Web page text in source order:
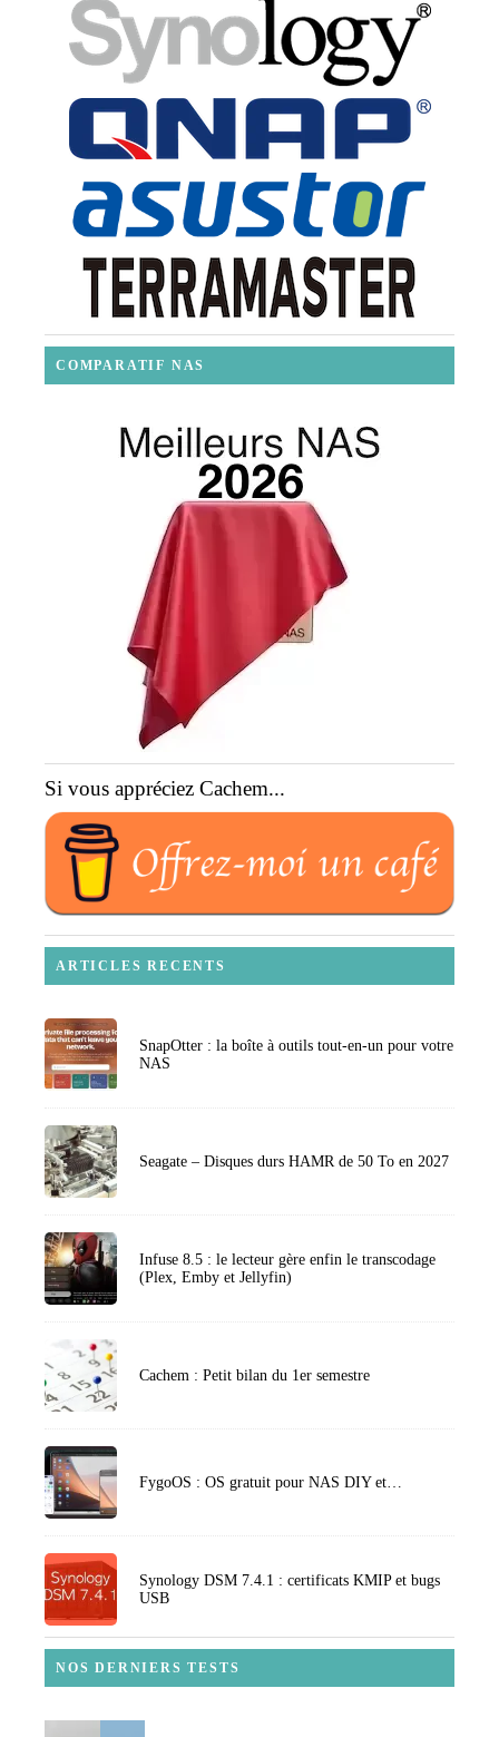
COMPARATIF NAS
Si vous appréciez Cachem...
ARTICLES RECENTS
SnapOtter : la boîte à outils tout-en-un pour votre
NAS
Seagate – Disques durs HAMR de 50 To en 2027
Infuse 8.5 : le lecteur gère enfin le transcodage
(Plex, Emby et Jellyfin)
Cachem : Petit bilan du 1er semestre
FygoOS : OS gratuit pour NAS DIY et…
Synology DSM 7.4.1 : certificats KMIP et bugs
USB
NOS DERNIERS TESTS